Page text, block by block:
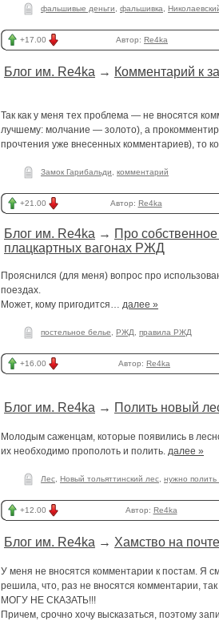
фальшивые деньги фальшивка
+17.00 Автор: Re4ka
Блог им. Re4ka → Комментарий к
Так как у меня тех проблема — не вносятся
лучшему: молчание — золото), а
прочтения уже внесенных комментариев), то
Замок Гарибальди комментарий
+21.00 Автор: Re4ka
Блог им. Re4ka → Про
плацкартных вагонах РЖД
Прояснился (для меня) вопрос про
поездах.
Может, кому пригодится… далее »
постельное белье РЖД правила РЖД
+16.00 Автор: Re4ka
Блог им. Re4ka → Полить новый
Молодым саженцам, которые появились в
их необходимо прополоть и полить. далее »
Лес Новый тольяттинский лес нужно полить
+12.00 Автор: Re4ka
Блог им. Re4ka → Хамство на
У меня не вносятся комментарии к постам. Я
решила, что, раз не вносятся комментарии,
МОГУ НЕ СКАЗАТЬ!!!
Причем, срочно хочу высказаться, поэтому